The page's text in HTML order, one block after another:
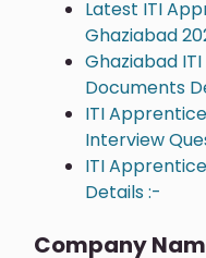
Latest ITI
Ghaziabad
Ghaziabad
Documents
ITI
Interview
ITI
Details :-
Company